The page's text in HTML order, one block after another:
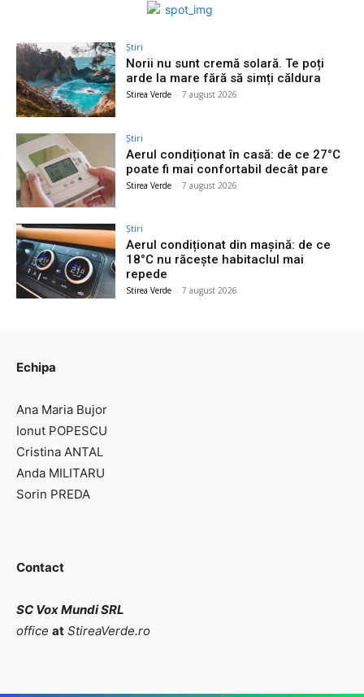
Știri
Norii nu sunt cremă solară. Te poți
arde la mare fără să simți căldura
Stirea Verde - 7 august 2026
Știri
Aerul condiționat în casă: de ce 27°C
poate fi mai confortabil decât pare
Stirea Verde - 7 august 2026
Știri
Aerul condiționat din mașină: de ce
18°C nu răcește habitaclul mai
repede
Stirea Verde - 7 august 2026
Echipa
Ana Maria Bujor
Ionut POPESCU
Cristina ANTAL
Anda MILITARU
Sorin PREDA
Contact
SC Vox Mundi SRL
office at StireaVerde.ro